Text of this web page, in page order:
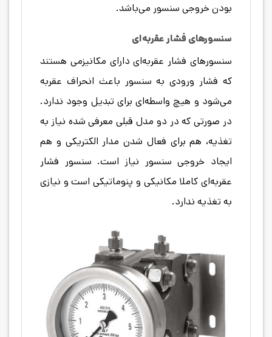
بودن خروجی سنسور می‌باشد.
سنسورهای فشار عقربه‌ای
سنسورهای فشار عقربه‌ای دارای مکانیزمی هستند
که فشار ورودی به سنسور باعث انحراف عقربه
می‌شود و هیچ واسطه‌ای برای تبدیل وجود ندارد.
در صورتی که در دو مدل قبلی معرفی شده نیاز به
تغذیه، هم برای فعال شدن مدار الکتریکی و هم
ایجاد خروجی سنسور نیاز است. سنسور فشار
عقربه‌ای کاملا مکانیکی و پنوماتیکی است و نیازی
به تغذیه ندارد.